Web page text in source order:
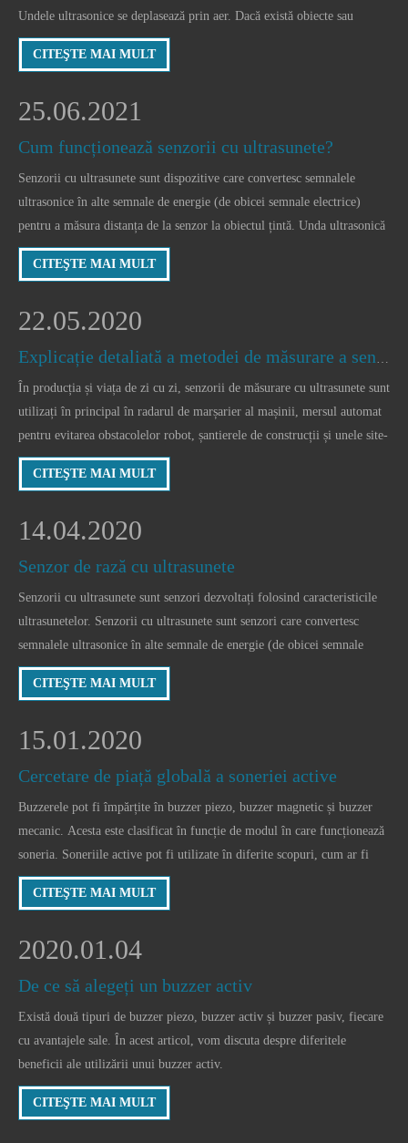
Undele ultrasonice se deplasează prin aer. Dacă există obiecte sau
obstacole pe cale, acesta va reveni la modul. Luând în considerare
timpul de propagare a
CITEŞTE MAI MULT
Cum funcționează senzorii cu ultrasunete?
Senzorii cu ultrasunete sunt dispozitive care convertesc semnalele
ultrasonice în alte semnale de energie (de obicei semnale electrice)
pentru a măsura distanța de la senzor la obiectul țintă. Unda ultrasonică
este o undă mecanică cu o frecvență de vibrație mai mare de 20KHz și
are caracteristicile de frecvență ridicată.
25.06.2021
CITEŞTE MAI MULT
Explicație detaliată a metodei de măsurare a senzorului ultrasonic
În producția și viața de zi cu zi, senzorii de măsurare cu ultrasunete sunt
utilizați în principal în radarul de marșarier al mașinii, mersul automat
pentru evitarea obstacolelor robot, șantierele de construcții și unele site-
uri industriale, cum ar fi nivelul lichidului, adâncimea puțului,
lungimea conductei și alte ocazii care necesită distanță automată fără
22.05.2020
CITEŞTE MAI MULT
Senzor de rază cu ultrasunete
Senzorii cu ultrasunete sunt senzori dezvoltați folosind caracteristicile
ultrasunetelor. Senzorii cu ultrasunete sunt senzori care convertesc
semnalele ultrasonice în alte semnale de energie (de obicei semnale
electrice). Ultrasunetele este o undă mecanică cu o frecvență de vibrație
mai mare de 20 kHz. Are ch
14.04.2020
CITEŞTE MAI MULT
Cercetare de piață globală a soneriei active
Buzzerele pot fi împărțite în buzzer piezo, buzzer magnetic și buzzer
mecanic. Acesta este clasificat în funcție de modul în care funcționează
soneria. Soneriile active pot fi utilizate în diferite scopuri, cum ar fi
ceasuri cu alarmă sau cronometre. Poate fi folosit si pentru
electrocasnice. Piața de sonerie activă are rapid
15.01.2020
CITEŞTE MAI MULT
De ce să alegeți un buzzer activ
Există două tipuri de buzzer piezo, buzzer activ și buzzer pasiv, fiecare
cu avantajele sale. În acest articol, vom discuta despre diferitele
beneficii ale utilizării unui buzzer activ.
2020.01.04
CITEŞTE MAI MULT